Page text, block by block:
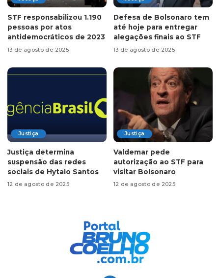
STF responsabilizou 1.190
pessoas por atos
antidemocráticos de 2023
13 de agosto de 2025
Defesa de Bolsonaro tem
até hoje para entregar
alegações finais ao STF
13 de agosto de 2025
Justiça
Justiça determina
suspensão das redes
sociais de Hytalo Santos
12 de agosto de 2025
Justiça
Valdemar pede
autorização ao STF para
visitar Bolsonaro
12 de agosto de 2025